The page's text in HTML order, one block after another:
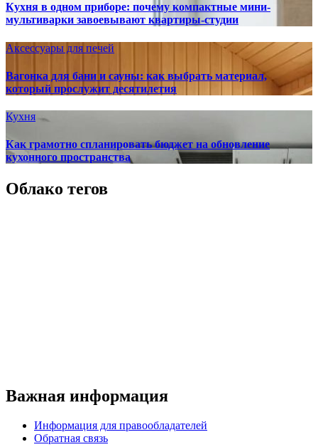
Кухня в одном приборе: почему компактные мини-
мультиварки завоевывают квартиры-студии
Аксессуары для печей
Вагонка для бани и сауны: как выбрать материал,
который прослужит десятилетия
Кухня
Как грамотно спланировать бюджет на обновление
кухонного пространства
Облако тегов
Важная информация
Информация для правообладателей
Обратная связь